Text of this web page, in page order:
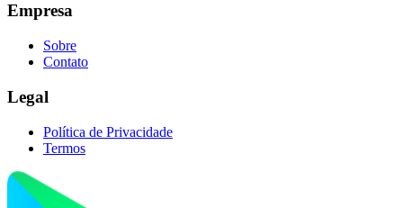
Empresa
Sobre
Contato
Legal
Política de Privacidade
Termos